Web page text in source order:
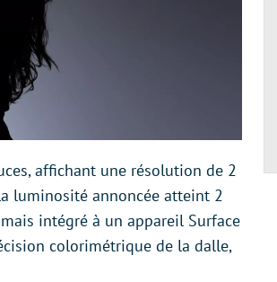
affichant une résolution de 2
luminosité annoncée atteint 2
intégré à un appareil Surface
colorimétrique de la dalle,